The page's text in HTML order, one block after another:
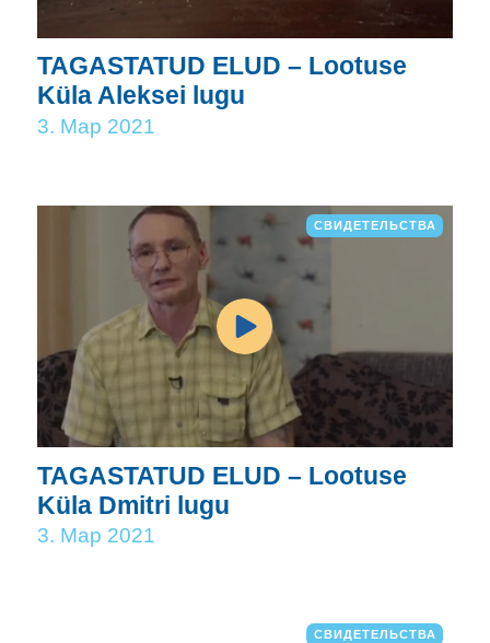
TAGASTATUD ELUD – Lootuse
Küla Aleksei lugu
3. Мар 2021
СВИДЕТЕЛЬСТВА
TAGASTATUD ELUD – Lootuse
Küla Dmitri lugu
3. Мар 2021
СВИДЕТЕЛЬСТВА